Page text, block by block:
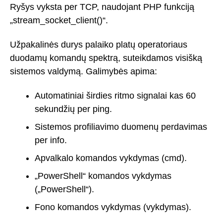
Ryšys vyksta per TCP, naudojant PHP funkciją
„stream_socket_client()“.
Užpakalinės durys palaiko platų operatoriaus
duodamų komandų spektrą, suteikdamos visišką
sistemos valdymą. Galimybės apima:
Automatiniai širdies ritmo signalai kas 60
sekundžių per ping.
Sistemos profiliavimo duomenų perdavimas
per info.
Apvalkalo komandos vykdymas (cmd).
„PowerShell“ komandos vykdymas
(„PowerShell“).
Fono komandos vykdymas (vykdymas).